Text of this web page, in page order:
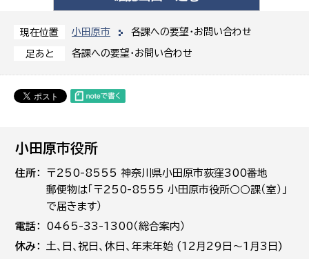
現在位置 小田原市 各課への要望・お問い合わせ
足あと 各課への要望・お問い合わせ
小田原市役所
住所
〒250-8555 神奈川県小田原市荻窪300番地
郵便物は「〒250-8555 小田原市役所○○課（室）」
で届きます）
電話
0465-33-1300（総合案内）
休み
土､日､祝日、休日、年末年始 (12月29日～1月3日)